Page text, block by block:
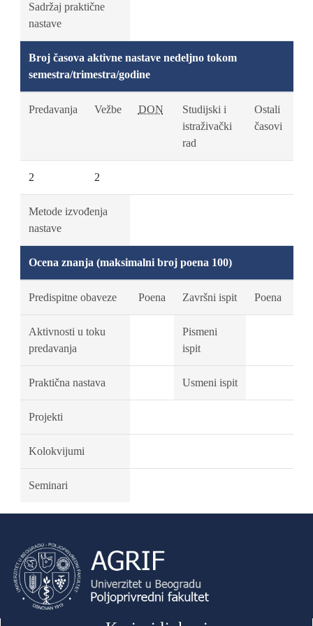
Sadržaj praktične
nastave
Broj časova aktivne nastave nedeljno tokom
semestra/trimestra/godine
Predavanja Vežbe DON
Studijski i
istraživački
rad
Ostali
časovi
2 2
Metode izvođenja
nastave
Ocena znanja (maksimalni broj poena 100)
Predispitne obaveze Poena Završni ispit Poena
Aktivnosti u toku
predavanja
Pismeni
ispit
Praktična nastava Usmeni ispit
Projekti
Kolokvijumi
Seminari